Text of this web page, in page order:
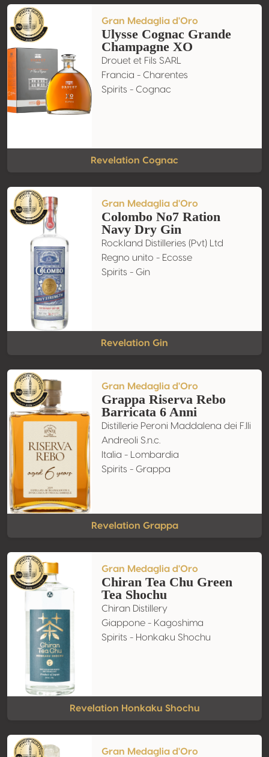
Gran Medaglia d'Oro
Ulysse Cognac Grande
Champagne XO
Drouet et Fils SARL
Francia - Charentes
Spirits - Cognac
Revelation Cognac
Gran Medaglia d'Oro
Colombo No7 Ration
Navy Dry Gin
Rockland Distilleries (Pvt) Ltd
Regno unito - Ecosse
Spirits - Gin
Revelation Gin
Gran Medaglia d'Oro
Grappa Riserva Rebo
Barricata 6 Anni
Distillerie Peroni Maddalena dei F.lli
Andreoli S.n.c.
Italia - Lombardia
Spirits - Grappa
Revelation Grappa
Gran Medaglia d'Oro
Chiran Tea Chu Green
Tea Shochu
Chiran Distillery
Giappone - Kagoshima
Spirits - Honkaku Shochu
Revelation Honkaku Shochu
Gran Medaglia d'Oro